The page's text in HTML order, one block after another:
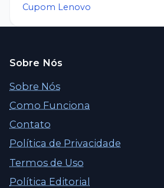
Cupom Lenovo
Sobre Nós
Sobre Nós
Como Funciona
Contato
Política de Privacidade
Termos de Uso
Política Editorial